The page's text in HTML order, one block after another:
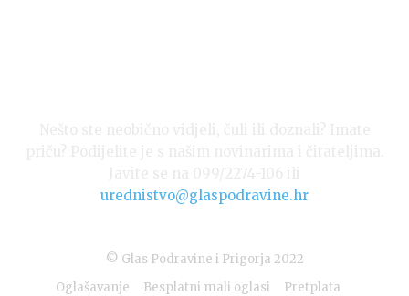
urednistvo@glaspodravine.hr
© Glas Podravine i Prigorja 2022
Oglašavanje
Besplatni mali oglasi Pretplata